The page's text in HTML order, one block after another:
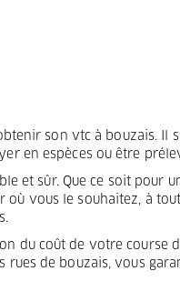
son vtc à bouzais.
en espèces ou être
et sûr. Que ce soit
vous le souhaitez, à
du coût de votre
de bouzais, vous